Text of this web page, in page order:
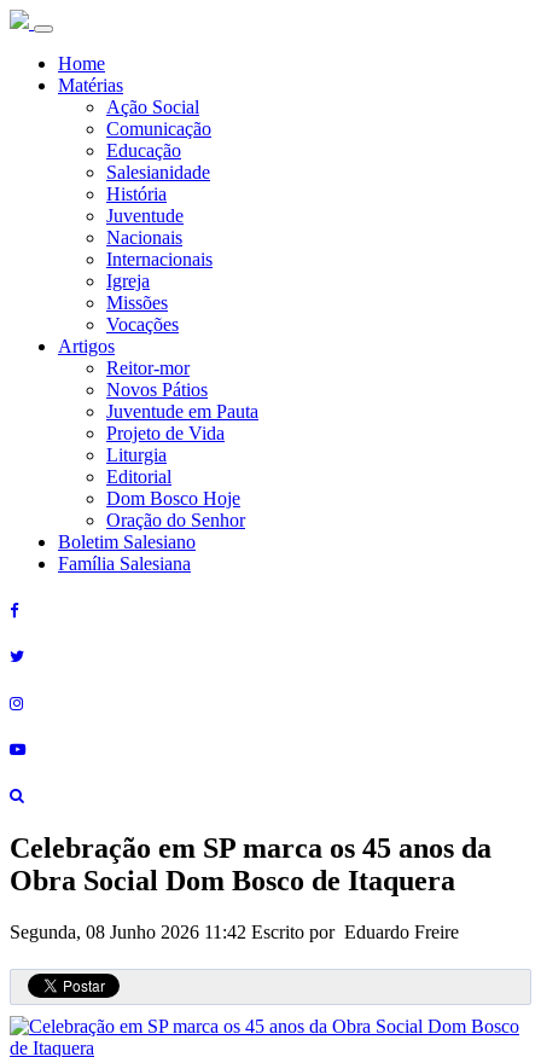
Home
Matérias
Ação Social
Comunicação
Educação
Salesianidade
História
Juventude
Nacionais
Internacionais
Igreja
Missões
Vocações
Artigos
Reitor-mor
Novos Pátios
Juventude em Pauta
Projeto de Vida
Liturgia
Editorial
Dom Bosco Hoje
Oração do Senhor
Boletim Salesiano
Família Salesiana
Celebração em SP marca os 45 anos da
Obra Social Dom Bosco de Itaquera
Segunda, 08 Junho 2026 11:42 Escrito por Eduardo Freire